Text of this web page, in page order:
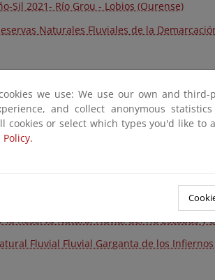
Sil 2021- Río Grou - Lobios (Ourense)
Naturales Fluviales de la
del río Batuecas
la Reserva Natural Fluvial del río Escabas y
Fluvial Fluvial Garganta de los Infiernos
we use: We use our own and third-
and collect anonymous
cookies or select which types you'd like to
Policy.